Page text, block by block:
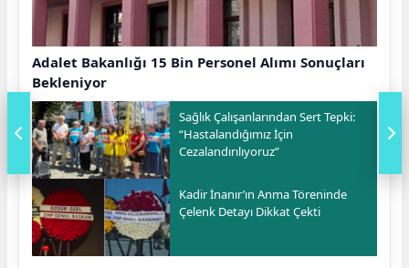
Adalet Bakanlığı 15 Bin Personel Alımı Sonuçları
Bekleniyor
Sağlık Çalışanlarından Sert Tepki:
“Hastalandığımız İçin
Cezalandırılıyoruz”
Kadir İnanır’ın Anma Töreninde
Çelenk Detayı Dikkat Çekti